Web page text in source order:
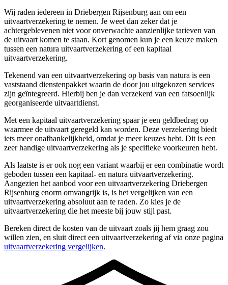
Wij raden iedereen in Driebergen Rijsenburg aan om een
uitvaartverzekering te nemen. Je weet dan zeker dat je
achtergeblevenen niet voor onverwachte aanzienlijke tarieven van
de uitvaart komen te staan. Kort genomen kun je een keuze maken
tussen een natura uitvaartverzekering of een kapitaal
uitvaartverzekering.
Tekenend van een uitvaartverzekering op basis van natura is een
vaststaand dienstenpakket waarin de door jou uitgekozen services
zijn geïntegreerd. Hierbij ben je dan verzekerd van een fatsoenlijk
georganiseerde uitvaartdienst.
Met een kapitaal uitvaartverzekering spaar je een geldbedrag op
waarmee de uitvaart geregeld kan worden. Deze verzekering biedt
iets meer onafhankelijkheid, omdat je meer keuzes hebt. Dit is een
zeer handige uitvaartverzekering als je specifieke voorkeuren hebt.
Als laatste is er ook nog een variant waarbij er een combinatie wordt
geboden tussen een kapitaal- en natura uitvaartverzekering.
Aangezien het aanbod voor een uitvaartverzekering Driebergen
Rijsenburg enorm omvangrijk is, is het vergelijken van een
uitvaartverzekering absoluut aan te raden. Zo kies je de
uitvaartverzekering die het meeste bij jouw stijl past.
Bereken direct de kosten van de uitvaart zoals jij hem graag zou
willen zien, en sluit direct een uitvaartverzekering af via onze pagina
uitvaartverzekering vergelijken.